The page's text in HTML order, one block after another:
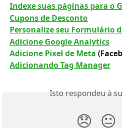
Indexe suas páginas para o
Cupons de Desconto
Personalize seu Formulário
Adicione Google Analytics
Adicione Pixel de Meta
Adicionando Tag Manager
Isto respondeu à
😞 😐